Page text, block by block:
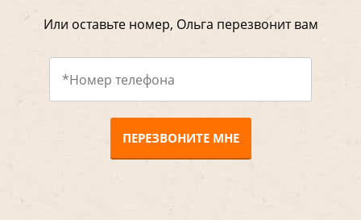
Или оставьте номер, Ольга перезвонит вам
ПЕРЕЗВОНИТЕ МНЕ